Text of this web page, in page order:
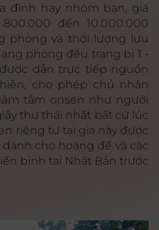
đình hay nhóm bạn, giá
đến 10.000.000
phòng và thời lượng lưu
phòng đều trang bị 1 -
dẫn trực tiếp nguồn
cho phép chủ nhân
tắm onsen như người
thư thái nhất bất cứ lúc
riêng tư tại gia này được
cho hoàng đế và các
binh tại Nhật Bản trước